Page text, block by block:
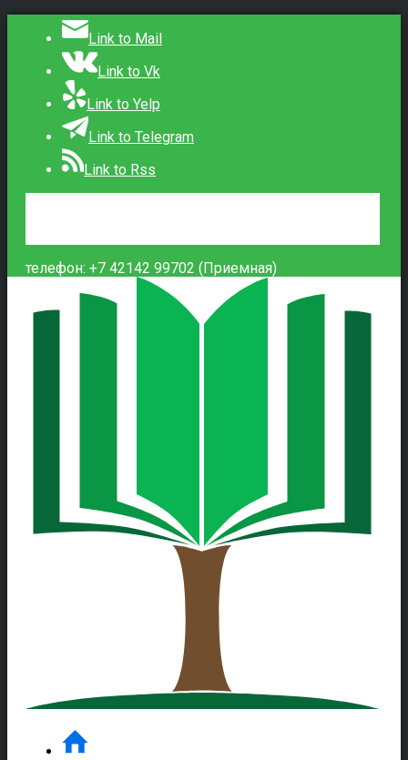
Link to Mail
Link to Vk
Link to Yelp
Link to Telegram
Link to Rss
телефон: +7 42142 99702 (Приемная)